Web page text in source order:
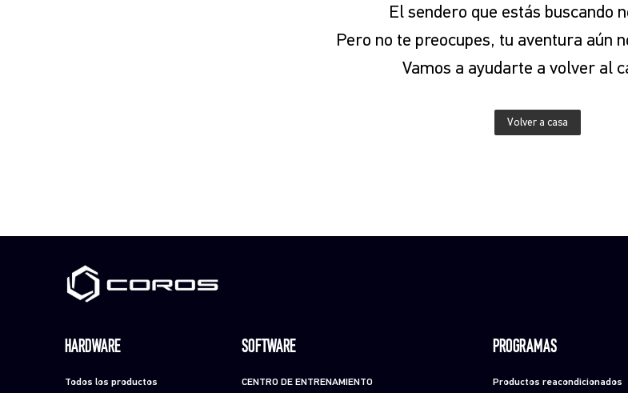
El sendero que estás buscando
Pero no te preocupes, tu aventura aún
Vamos a ayudarte a volver al
Volver a casa
HARDWARE
Todos los productos
SOFTWARE
CENTRO DE ENTRENAMIENTO
PROGRAMAS
Productos reacondicionados